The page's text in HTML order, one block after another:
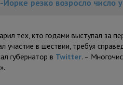
резко возросло число
тех, кто годами выступал за
участие в шествии, требуя
губернатор в Twitter. –